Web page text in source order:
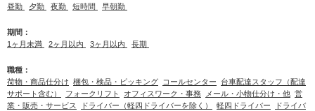
昼勤
夕勤 夜勤 短時間 早朝勤
期間：
1ヶ月未満
2ヶ月以内 3ヶ月以内 長期
職種：
荷物・商品仕分け 梱包・検品・ピッキング コールセンター
台車配達スタッフ（配達
サポート含む）
フォークリフト オフィスワーク・事務 メール・小物仕分け・他 営
業・販売・サービス
ドライバー（軽四ドライバーを除く） 軽四ドライバー
ドライバ